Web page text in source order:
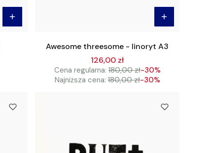
Awesome threesome - linoryt A3
126,00 zł
Cena regularna: 180,00 zł-30%
Najniższa cena: 180,00 zł-30%